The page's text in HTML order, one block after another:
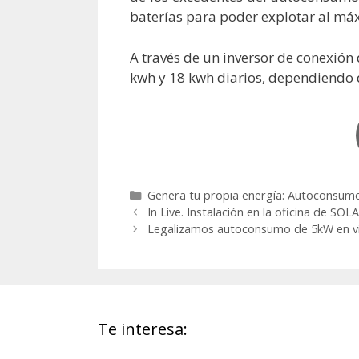
baterías para poder explotar al
A través de un inversor de
kwh y 18 kwh diarios, dependiendo
Categorías
Genera tu propia energía:
In Live. Instalación en la oficina de
Legalizamos autoconsumo de 5kW en
Te interesa: